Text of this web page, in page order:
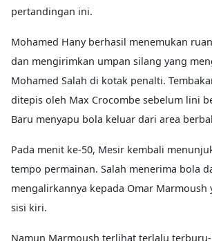
pertandingan ini.
Mohamed Hany berhasil menemukan
dan mengirimkan umpan silang yang
Mohamed Salah di kotak penalti.
ditepis oleh Max Crocombe sebelum lini
Baru menyapu bola keluar dari area
Pada menit ke-50, Mesir kembali
tempo permainan. Salah menerima bola
mengalirkannya kepada Omar Marmoush
sisi kiri.
Namun Marmoush terlihat terlalu